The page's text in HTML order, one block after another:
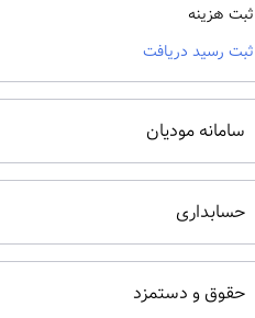
ثبت هزینه
ثبت رسید دریافت
سامانه مودیان
حسابداری
حقوق و دستمزد